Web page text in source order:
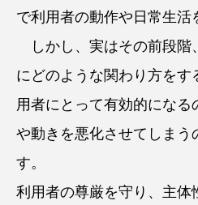
で利用者の動作や日常生活
しかし、実はその前段階
にどのような関わり方をす
用者にとって有効的になる
や動きを悪化させてしまう
す。
利用者の尊厳を守り、主体